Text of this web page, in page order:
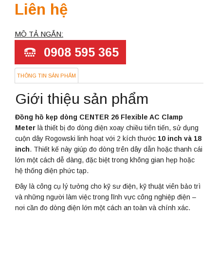
Liên hệ
MÔ TẢ NGẮN:
0908 595 365
THÔNG TIN SẢN PHẨM
Giới thiệu sản phẩm
Đồng hồ kẹp dòng CENTER 26 Flexible AC Clamp
Meter là thiết bị đo dòng điện xoay chiều tiên tiến, sử dụng
cuộn dây Rogowski linh hoạt với 2 kích thước 10 inch và 18
inch. Thiết kế này giúp đo dòng trên dây dẫn hoặc thanh cái
lớn một cách dễ dàng, đặc biệt trong không gian hẹp hoặc
hệ thống điện phức tạp.
Đây là công cụ lý tưởng cho kỹ sư điện, kỹ thuật viên bảo trì
và những người làm việc trong lĩnh vực công nghiệp điện –
nơi cần đo dòng điện lớn một cách an toàn và chính xác.